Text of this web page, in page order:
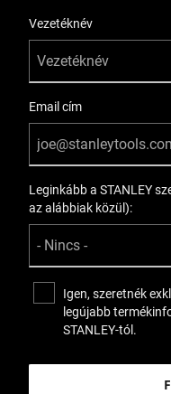
Vezetéknév
Email cím
Leginkább a STANLEY
az alábbiak közül):
Igen, szeretnék
legújabb
STANLEY-tól.